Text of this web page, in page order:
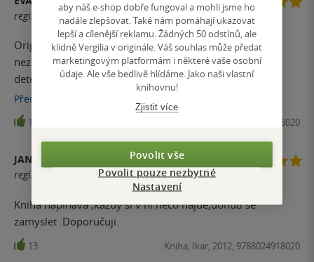
registrovaný uživatel
Originální kniha.Začátek byl sice dosti utahaný a vcelku
nezáživný, ale jakmile se to dalo do pohybu... Klasická
detektivka prožívá vrchol v momentě odhalení
vraha/padoucha, ale tady největší překvapení tkví v úplně
něčem jiném...
Přečíst
15 Kniha, Ikar, 2012, 9788024918020
JANA H.
registrovaný uživatel
Kniha napínavá ,každý si v ní něco najde,donutí se
zamyslet .Doporučuji.
13 Kniha, Ikar, 2012, 9788024918020
aby náš e-shop dobře fungoval a mohli jsme ho
nadále zlepšovat. Také nám pomáhají ukazovat
lepší a cílenější reklamu. Žádných 50 odstínů, ale
klidně Vergilia v originále. Váš souhlas může předat
marketingovým platformám i některé vaše osobní
údaje. Ale vše bedlivě hlídáme. Jako naši vlastní
knihovnu!
Zjistit více
Povolit vše
Povolit pouze nezbytné
Nastavení